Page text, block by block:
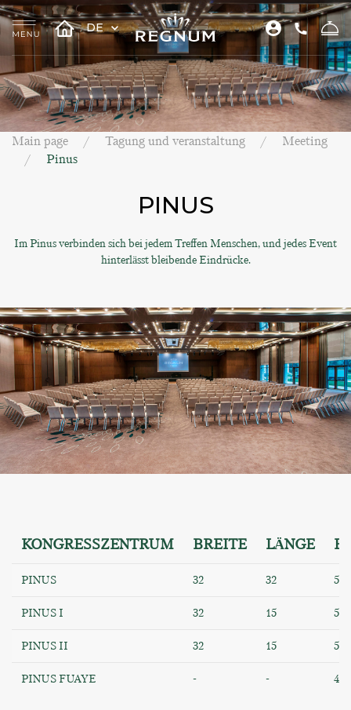
DE
Main page Tagung und veranstaltung
Meeting
Pinus
PINUS
Im Pinus verbinden sich bei jedem Treffen Menschen, und jedes Event
hinterlässt bleibende Eindrücke.
KONGRESSZENTRUM BREITE LÄNGE
PINUS 32 32 5.7
PINUS I 32 15 5.7
PINUS II 32 15 5.7
PINUS FUAYE - - 4